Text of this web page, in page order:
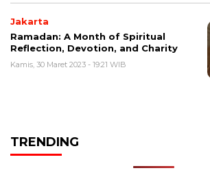
Jakarta
Ramadan: A Month of Spiritual
Reflection, Devotion, and Charity
Kamis, 30 Maret 2023 - 19:21 WIB
TRENDING